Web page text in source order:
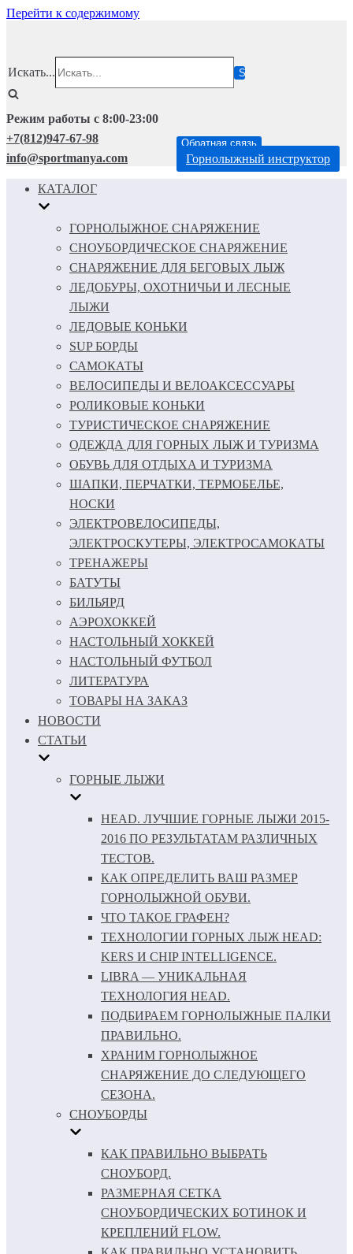
Перейти к содержимому
Искать...
Режим работы с 8:00-23:00
+7(812)947-67-98
info@sportmanya.com
Обратная связь
Горнолыжный инструктор
КАТАЛОГ
ГОРНОЛЫЖНОЕ СНАРЯЖЕНИЕ
СНОУБОРДИЧЕСКОЕ СНАРЯЖЕНИЕ
СНАРЯЖЕНИЕ ДЛЯ БЕГОВЫХ ЛЫЖ
ЛЕДОБУРЫ, ОХОТНИЧЬИ И ЛЕСНЫЕ
ЛЫЖИ
ЛЕДОВЫЕ КОНЬКИ
SUP БОРДЫ
САМОКАТЫ
ВЕЛОСИПЕДЫ И ВЕЛОАКСЕССУАРЫ
РОЛИКОВЫЕ КОНЬКИ
ТУРИСТИЧЕСКОЕ СНАРЯЖЕНИЕ
ОДЕЖДА ДЛЯ ГОРНЫХ ЛЫЖ И ТУРИЗМА
ОБУВЬ ДЛЯ ОТДЫХА И ТУРИЗМА
ШАПКИ, ПЕРЧАТКИ, ТЕРМОБЕЛЬЕ,
НОСКИ
ЭЛЕКТРОВЕЛОСИПЕДЫ,
ЭЛЕКТРОСКУТЕРЫ, ЭЛЕКТРОСАМОКАТЫ
ТРЕНАЖЕРЫ
БАТУТЫ
БИЛЬЯРД
АЭРОХОККЕЙ
НАСТОЛЬНЫЙ ХОККЕЙ
НАСТОЛЬНЫЙ ФУТБОЛ
ЛИТЕРАТУРА
ТОВАРЫ НА ЗАКАЗ
НОВОСТИ
СТАТЬИ
ГОРНЫЕ ЛЫЖИ
HEAD. ЛУЧШИЕ ГОРНЫЕ ЛЫЖИ 2015-
2016 ПО РЕЗУЛЬТАТАМ РАЗЛИЧНЫХ
ТЕСТОВ.
КАК ОПРЕДЕЛИТЬ ВАШ РАЗМЕР
ГОРНОЛЫЖНОЙ ОБУВИ.
ЧТО ТАКОЕ ГРАФЕН?
ТЕХНОЛОГИИ ГОРНЫХ ЛЫЖ HEAD:
KERS И CHIP INTELLIGENCE.
LIBRA — УНИКАЛЬНАЯ
ТЕХНОЛОГИЯ HEAD.
ПОДБИРАЕМ ГОРНОЛЫЖНЫЕ ПАЛКИ
ПРАВИЛЬНО.
ХРАНИМ ГОРНОЛЫЖНОЕ
СНАРЯЖЕНИЕ ДО СЛЕДУЮЩЕГО
СЕЗОНА.
СНОУБОРДЫ
КАК ПРАВИЛЬНО ВЫБРАТЬ
СНОУБОРД.
РАЗМЕРНАЯ СЕТКА
СНОУБОРДИЧЕСКИХ БОТИНОК И
КРЕПЛЕНИЙ FLOW.